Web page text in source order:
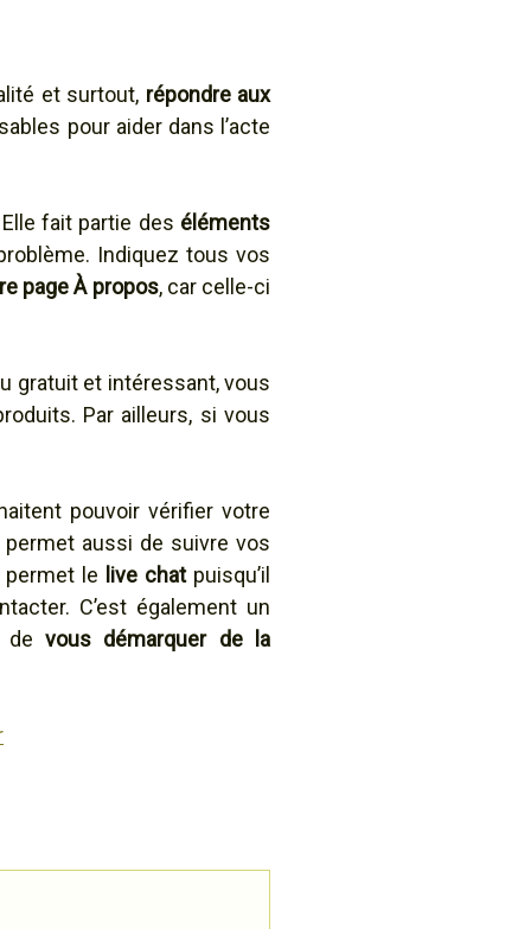
et surtout, répondre aux
pour aider dans l’acte
fait partie des éléments
Indiquez tous vos
page À propos, car celle-ci
gratuit et intéressant, vous
Par ailleurs, si vous
pouvoir vérifier votre
aussi de suivre vos
permet le live chatpuisqu’il
C’est également un
de vous démarquer de la